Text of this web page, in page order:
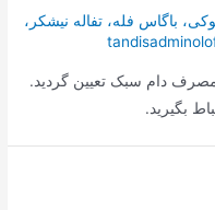
، باگاس فله،تفاله نیشکر ،
دام سبک تعیین گردید.
بگیرید.